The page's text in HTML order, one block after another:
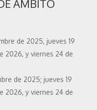
ÁMBITO
de 2025, jueves 19
2026, y viernes 24 de
de 2025; jueves 19
2026, y viernes 24 de